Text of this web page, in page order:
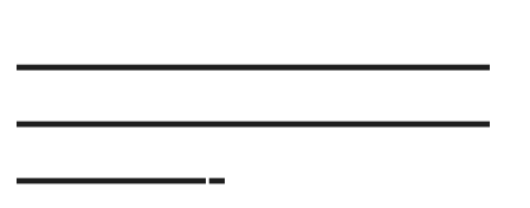
——————————
——————————
————-